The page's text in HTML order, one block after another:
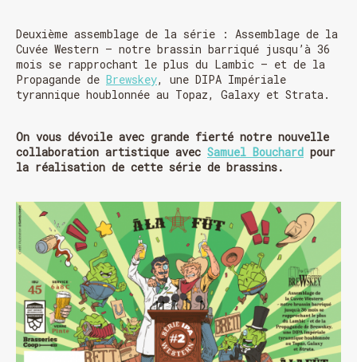
Deuxième assemblage de la série : Assemblage de la
Cuvée Western – notre brassin barriqué jusqu’à 36
mois se rapprochant le plus du Lambic – et de la
Propagande de Brewskey, une DIPA Impériale
tyrannique houblonnée au Topaz, Galaxy et Strata.
On vous dévoile avec grande fierté notre nouvelle
collaboration artistique avec Samuel Bouchard pour
la réalisation de cette série de brassins.